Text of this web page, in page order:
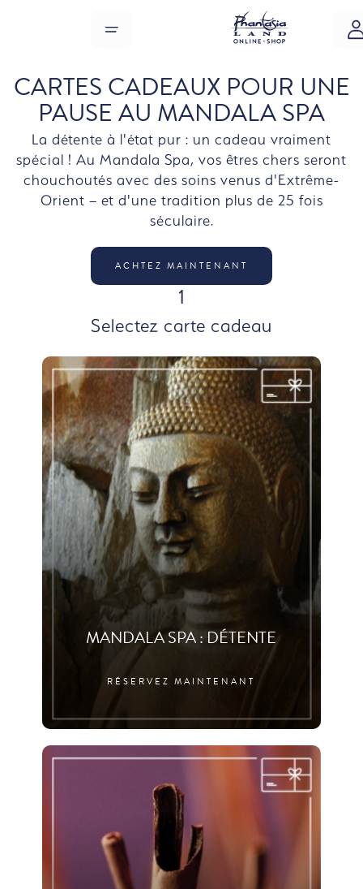
MENU
CARTES CADEAUX POUR UNE
PAUSE AU MANDALA SPA
La détente à l'état pur : un cadeau vraiment
spécial ! Au Mandala Spa, vos êtres chers seront
chouchoutés avec des soins venus d'Extrême-
Orient – et d'une tradition plus de 25 fois
séculaire.
ACHTEZ MAINTENANT
1
Selectez carte cadeau
MANDALA SPA : DÉTENTE
RÉSERVEZ MAINTENANT